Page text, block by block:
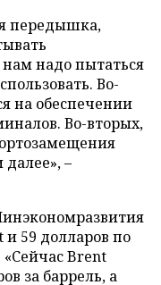
передышка,
надо пытаться
Во-
на обеспечении
Во-вторых,
–
и 59 долларов по
«Сейчас Brent
за баррель, а